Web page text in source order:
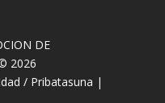
DE
2026
/ Pribatasuna |